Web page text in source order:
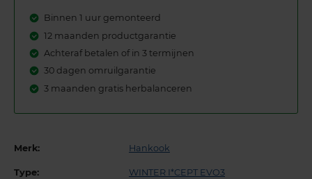
Binnen 1 uur gemonteerd
12 maanden productgarantie
Achteraf betalen of in 3 termijnen
30 dagen omruilgarantie
3 maanden gratis herbalanceren
Merk: Hankook
Type: WINTER I*CEPT EVO3